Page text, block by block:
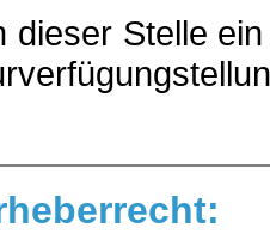
dieser Stelle